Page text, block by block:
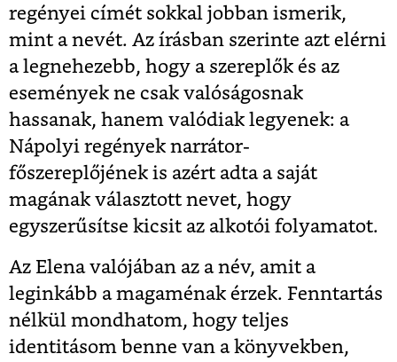
regényei címét sokkal jobban ismerik,
mint a nevét. Az írásban szerinte azt elérni
a legnehezebb, hogy a szereplők és az
események ne csak valóságosnak
hassanak, hanem valódiak legyenek: a
Nápolyi regények narrátor-
főszereplőjének is azért adta a saját
magának választott nevet, hogy
egyszerűsítse kicsit az alkotói folyamatot.
Az Elena valójában az a név, amit a
leginkább a magaménak érzek. Fenntartás
nélkül mondhatom, hogy teljes
identitásom benne van a könyvekben,